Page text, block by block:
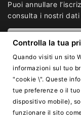
Puoi annullare
consulta i nostri
Controlla la tua
Quando visiti un sito
informazioni sul tuo
"cookie \". Queste
tue preferenze o il
dispositivo mobile),
funzionare il sito